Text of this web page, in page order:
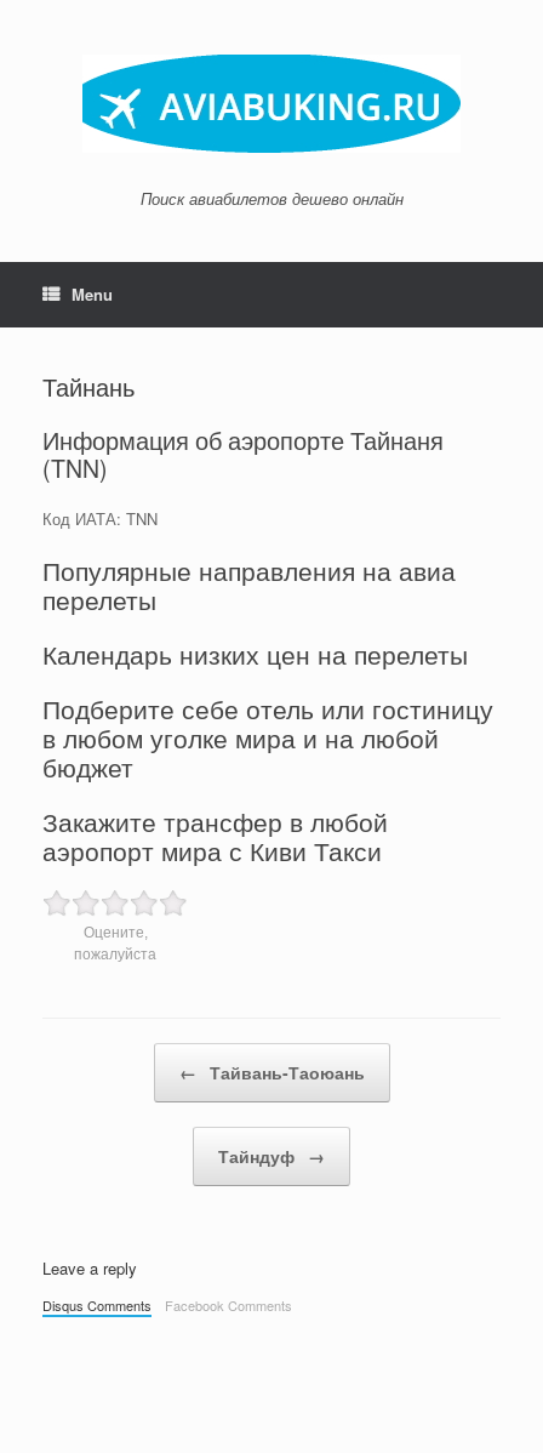
Поиск авиабилетов дешево онлайн
Menu
Тайнань
Информация об аэропорте Тайнаня
(TNN)
Код ИАТА: TNN
Популярные направления на авиа
перелеты
Календарь низких цен на перелеты
Подберите себе отель или гостиницу
в любом уголке мира и на любой
бюджет
Закажите трансфер в любой
аэропорт мира с Киви Такси
Оцените,
пожалуйста
← Тайвань-Таоюань
Тайндуф →
Leave a reply
Disqus Comments Facebook Comments